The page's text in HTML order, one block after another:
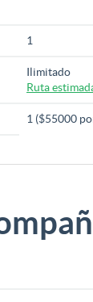
1
Ilimitado
Ruta
1 ($55000